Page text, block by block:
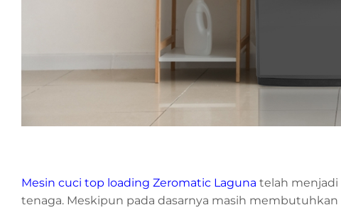
Mesin cuci top loading Zeromatic Laguna telah
tenaga. Meskipun pada dasarnya masih